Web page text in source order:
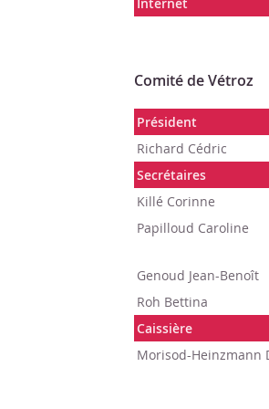
Comité de Vétroz
Président
Richard Cédric
Secrétaires
Killé Corinne
Papilloud Caroline
Genoud Jean-Benoît
Roh Bettina
Caissière
Morisod-Heinzmann